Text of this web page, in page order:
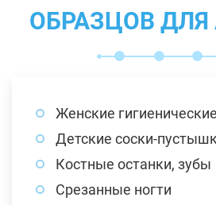
ОБРАЗЦОВ
Женские
Детские соски-
Костные останки, зубы
Срезанные ногти